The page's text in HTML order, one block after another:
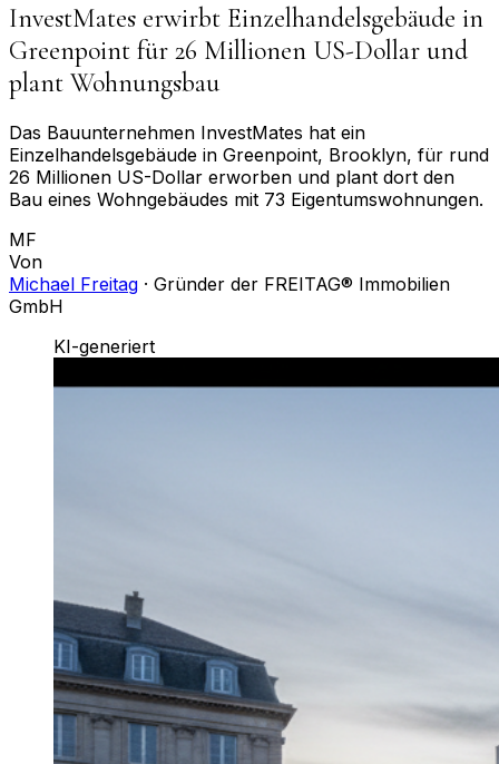
InvestMates erwirbt Einzelhandelsgebäude in
Greenpoint für 26 Millionen US-Dollar und
plant Wohnungsbau
Das Bauunternehmen InvestMates hat ein
Einzelhandelsgebäude in Greenpoint, Brooklyn, für rund
26 Millionen US-Dollar erworben und plant dort den
Bau eines Wohngebäudes mit 73 Eigentumswohnungen.
MF
Von
Michael Freitag · Gründer der FREITAG® Immobilien
GmbH
KI-generiert